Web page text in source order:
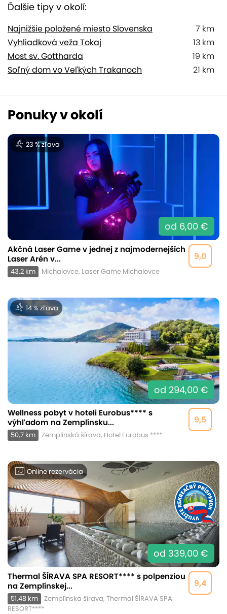
Ďalšie tipy v okolí:
7 km
Najnižšie položené miesto Slovenska
13 km
Vyhliadková veža Tokaj
19 km
Most sv. Gottharda
21 km
Soľný dom vo Veľkých Trakanoch
Ponuky v okolí
23 % zľava
od 6,00 €
9,0
Akčná Laser Game v jednej z najmodernejších
Laser Arén v...
43,2 km Michalovce, Laser Game Michalovce
14 % zľava
od 294,00 €
9,5
Wellness pobyt v hoteli Eurobus**** s
výhľadom na Zemplínsku...
50,7 km Zemplínská šírava, Hotel Eurobus ****
Online rezervácia
od 339,00 €
9,4
Thermal ŠÍRAVA SPA RESORT**** s polpenziou
na Zemplínskej...
51,48 km
Zemplínska šírava, Thermal ŠÍRAVA SPA
RESORT****